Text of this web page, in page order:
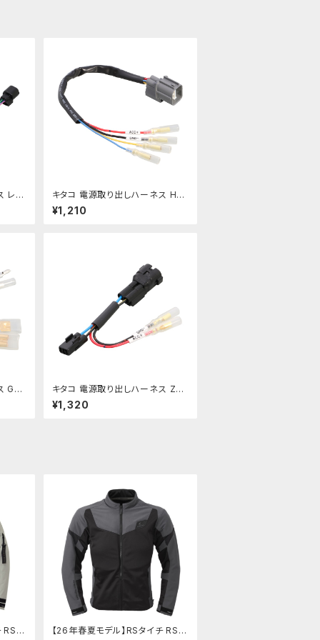
レブ
キタコ 電源取り出しハーネス HR
Cグロム etc【756-1443910】
¥1,210
GB
キタコ 電源取り出しハーネス Z9
00RS/-カフェ etc 【756-9000
430】
¥1,320
RSJ
【26年春夏モデル】RSタイチ RSJ